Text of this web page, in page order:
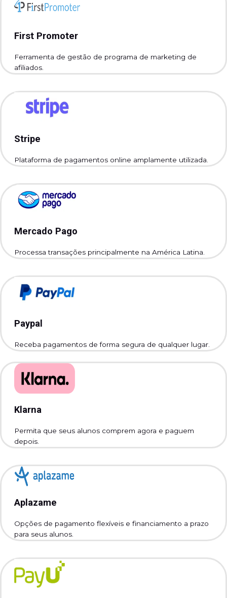
First Promoter
Ferramenta de gestão de programa de marketing de
afiliados.
Stripe
Plataforma de pagamentos online amplamente utilizada.
Mercado Pago
Processa transações principalmente na América Latina.
Paypal
Receba pagamentos de forma segura de qualquer lugar.
Klarna
Permita que seus alunos comprem agora e paguem
depois.
Aplazame
Opções de pagamento flexíveis e financiamento a prazo
para seus alunos.